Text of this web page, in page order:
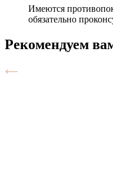
Имеются
обязательно
Рекомендуем